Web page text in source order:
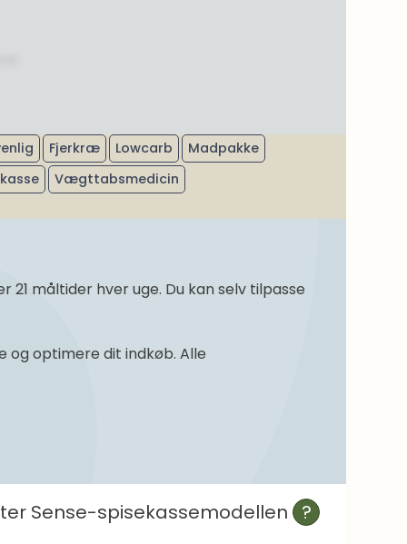
Fjerkræ Lowcarb
Madpakke
Vægttabsmedicin
måltider hver uge. Du kan selv tilpasse
optimere dit indkøb. Alle
Sense-spisekassemodellen ?